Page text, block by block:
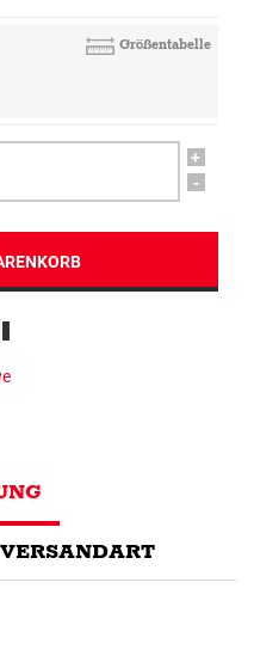
Größentabelle
+
-
VERSANDART